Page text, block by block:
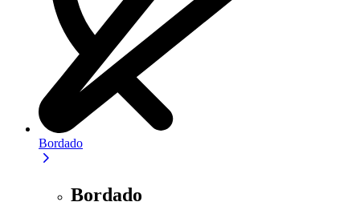
Bordado
Bordado